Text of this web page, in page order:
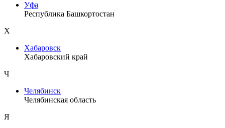
Уфа
Республика Башкортостан
Х
Хабаровск
Хабаровский край
Ч
Челябинск
Челябинская область
Я